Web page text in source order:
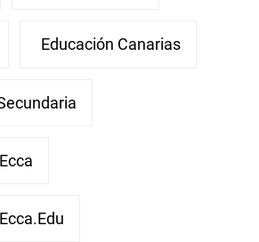
Educación Canarias